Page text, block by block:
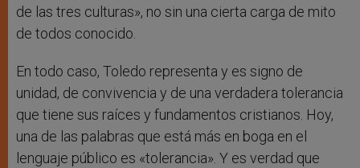
de las tres culturas», no sin una cierta carga de mito
de todos conocido.
En todo caso, Toledo representa y es signo de
unidad, de convivencia y de una verdadera tolerancia
que tiene sus raíces y fundamentos cristianos. Hoy,
una de las palabras que está más en boga en el
lenguaje público es «tolerancia». Y es verdad que